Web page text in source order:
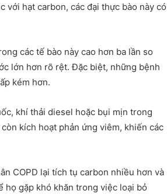
với hạt carbon, các đại thực bào này có
các tế bào này cao hơn ba lần so
lớn hơn rõ rệt. Đặc biệt, những bệnh
kém hơn.
khí thải diesel hoặc bụi mịn trong
kích hoạt phản ứng viêm, khiến các
COPD lại tích tụ carbon nhiều hơn và
họ gặp khó khăn trong việc loại bỏ